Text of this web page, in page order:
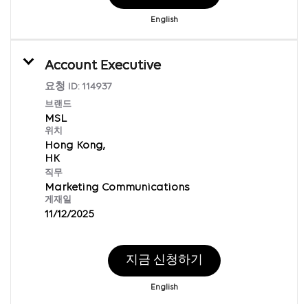
English
Account Executive
요청 ID: 114937
브랜드
MSL
위치
Hong Kong,
직무
Marketing Communications
게재일
11/12/2025
지금 신청하기
English